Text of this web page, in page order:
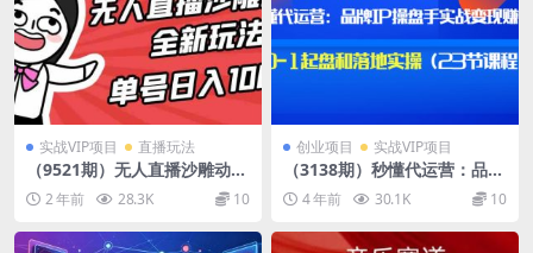
实战VIP项目 直播玩法
（9521期）无人直播沙雕动漫
全新玩法，单号日入1000+，
小白可做，详细教程
2 年前 28.3K 10
创业项目 实战VIP项目
（3138期）秒懂代运营：品牌
IP操盘手实战赚钱，0-1起盘
和落地实操（23节课程）价值
199
4 年前 30.1K 10